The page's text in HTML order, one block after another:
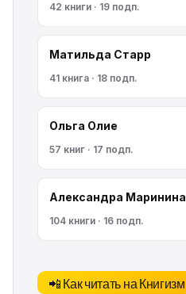
42 книги · 19 подп.
Матильда Старр
41 книга · 18 подп.
Ольга Олие
57 книг · 17 подп.
Александра Маринина
104 книги · 16 подп.
📲 Как читать на Книгизм